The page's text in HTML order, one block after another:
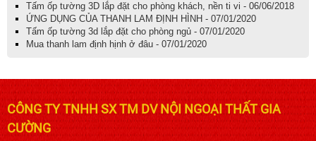
Tấm ốp tường 3D lắp đặt cho phòng khách, nền ti vi - 06/06/2018
ỨNG DỤNG CỦA THANH LAM ĐỊNH HÌNH - 07/01/2020
Tấm ốp tường 3d lắp đặt cho phòng ngủ - 07/01/2020
Mua thanh lam định hịnh ở đâu - 07/01/2020
CÔNG TY TNHH SX TM DV NỘI NGOẠI THẤT GIA
CƯỜNG